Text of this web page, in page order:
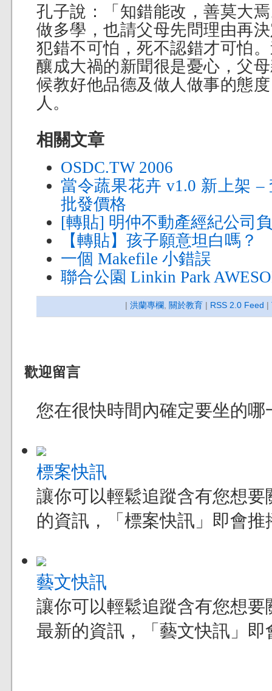
孔子說：「知錯能改，善莫大
做多學，也請父母先問理由再
犯錯不可怕，死不認錯才可怕
釀成大禍的新聞很是憂心，父
候教好他品德及做人做事的態
人。
相關文章
OSDC.TW 2006
當令蔬果花卉 v1.0 新上架
批發價格
[轉貼] 明仲不動產經紀公司
【轉貼】孩子願意坦白嗎？
一個 Makefile 小錯誤
聯合公園 Linkin Park
| 洪蘭專欄 關於教育 | RSS 2.0 Feed |
歡迎留言
您在很快時間內確定要坐的哪
標案快訊
讓你可以輕鬆追蹤含有您想
的資訊，「標案快訊」即會推
藝文快訊
讓你可以輕鬆追蹤含有您想
最新的資訊，「藝文快訊」即